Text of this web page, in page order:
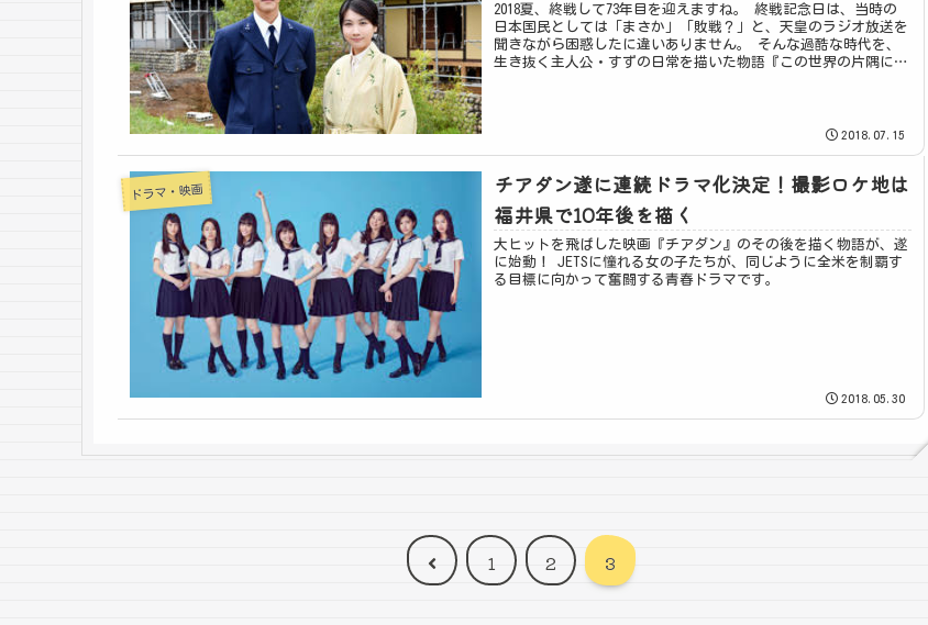
2018夏、終戦して73年目を迎えますね。 終戦記念日は、当時の
日本国民としては「まさか」「敗戦？」と、天皇のラジオ放送を
聞きながら困惑したに違いありません。 そんな過酷な時代を、
生き抜く主人公・すずの日常を描いた物語『この世界の片隅に』
2018.07.15
ドラマ・映画
チアダン遂に連続ドラマ化決定！撮影ロケ地は
福井県で10年後を描く
大ヒットを飛ばした映画『チアダン』のその後を描く物語が、遂
に始動！ JETSに憧れる女の子たちが、同じように全米を制覇す
る目標に向かって奮闘する青春ドラマです。
2018.05.30
前
1 2 3